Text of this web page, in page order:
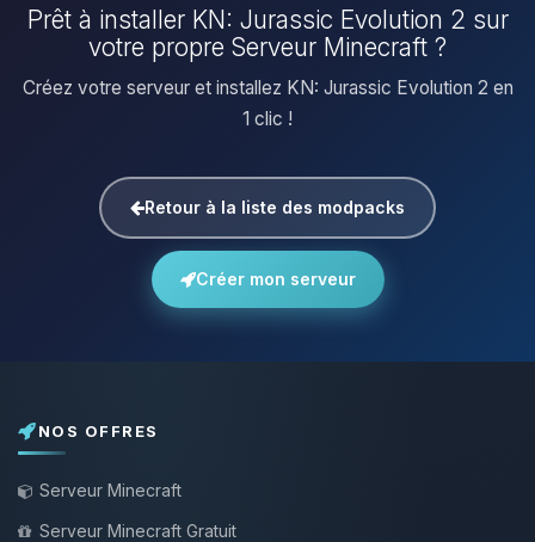
Prêt à installer KN: Jurassic Evolution 2 sur
votre propre Serveur Minecraft ?
Créez votre serveur et installez KN: Jurassic Evolution 2 en
1 clic !
Retour à la liste des modpacks
Créer mon serveur
NOS OFFRES
Serveur Minecraft
Serveur Minecraft Gratuit